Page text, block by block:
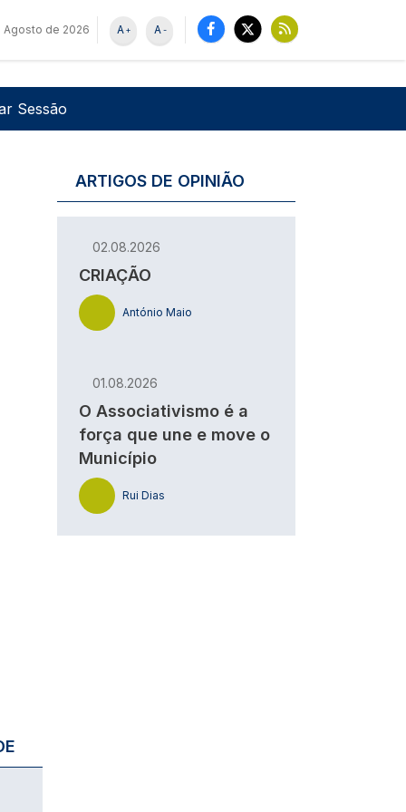
Agosto de 2026 -
A
+
A
de utilizador
Sessão
ARTIGOS DE OPINIÃO
02.08.2026
CRIAÇÃO
António Maio
01.08.2026
O Associativismo é a
força que une e move o
Município
Rui Dias